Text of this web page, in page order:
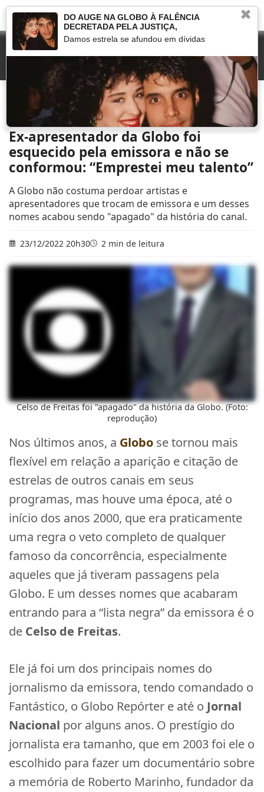
»
Ex-apresentador da Globo foi esquecido pela emissora e não se
conformou: “Emprestei meu talento”
Ex-apresentador da Globo foi
esquecido pela emissora e não se
conformou: “Emprestei meu talento”
A Globo não costuma perdoar artistas e
apresentadores que trocam de emissora e um desses
nomes acabou sendo "apagado" da história do canal.
23/12/2022 20h30 2 min de leitura
Celso de Freitas foi "apagado" da história da Globo. (Foto:
reprodução)
Nos últimos anos, a Globo se tornou mais
flexível em relação a aparição e citação de
estrelas de outros canais em seus
programas, mas houve uma época, até o
início dos anos 2000, que era praticamente
uma regra o veto completo de qualquer
famoso da concorrência, especialmente
aqueles que já tiveram passagens pela
Globo. E um desses nomes que acabaram
entrando para a “lista negra” da emissora é o
de Celso de Freitas.
Ele já foi um dos principais nomes do
jornalismo da emissora, tendo comandado o
Fantástico, o Globo Repórter e até o Jornal
Nacional por alguns anos. O prestígio do
jornalista era tamanho, que em 2003 foi ele o
escolhido para fazer um documentário sobre
a memória de Roberto Marinho, fundador da
✖
DO AUGE NA GLOBO À FALÊNCIA
DECRETADA PELA JUSTIÇA,
Damos estrela se afundou em dívidas